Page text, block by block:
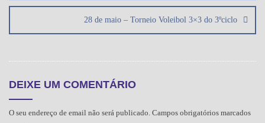
28 de maio – Torneio Voleibol 3×3 do 3ºciclo
DEIXE UM COMENTÁRIO
O seu endereço de email não será publicado. Campos obrigatórios marcados